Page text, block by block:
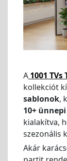
A 1001 TVs
kollekciót
sablonok,
10+
kialakítva,
szezonális
Akár